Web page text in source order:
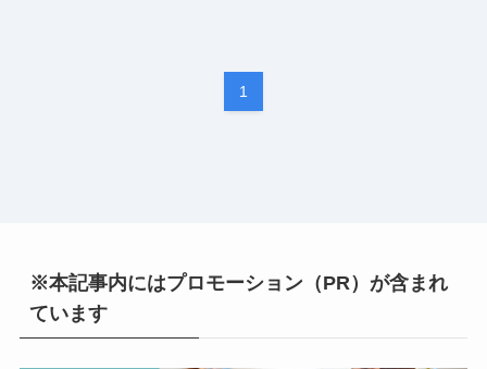
1
※本記事内にはプロモーション（PR）が含まれ
ています